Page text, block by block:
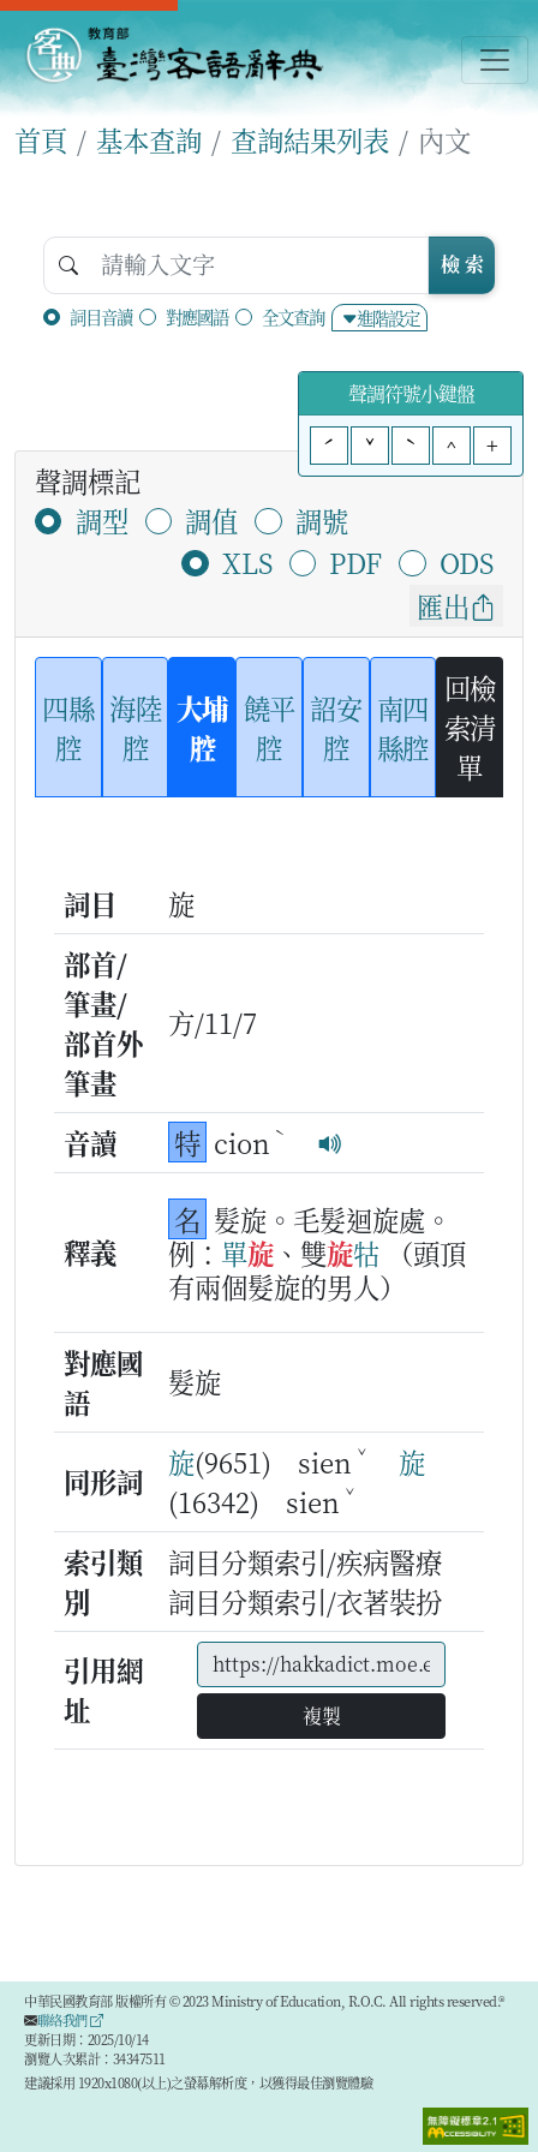
首頁 基本查詢 查詢結果列表 內文
詞目音讀 對應國語 全文查詢 進階設定
檢 索
聲調符號小鍵盤
ˊ
ˇ ˋ ^ +
聲調標記
調型
調值
調號
XLS
PDF
ODS
匯出
四縣
腔
海陸
腔
大埔
腔
饒平
腔
詔安
腔
南四
縣腔
回檢
索清
單
詞目
旋
部首/
筆畫/
部首外
筆畫
方/11/7
音讀 特 cion ˋ
釋義
名 髮旋。毛髮迴旋處。
例： 單旋 、雙旋牯
（頭頂
有兩個髮旋的男人）
對應國
語
髮旋
同形詞 旋(9651) sien ˇ
旋
(16342) sien ˇ
索引類
別
詞目分類索引/疾病醫療
詞目分類索引/衣著裝扮
引用網
址
複製
中華民國教育部 版權所有 © 2023 Ministry of Education, R.O.C. All rights reserved.®
聯絡我們
更新日期：2025/10/14
瀏覽人次累計：34347511
建議採用 1920x1080(以上)之螢幕解析度，以獲得最佳瀏覽體驗